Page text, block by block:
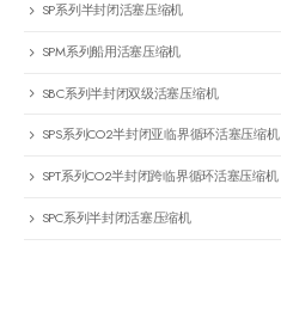
SP系列半封闭活塞压缩机
SPM系列船用活塞压缩机
SBC系列半封闭双级活塞压缩机
SPS系列CO2半封闭亚临界循环活塞压缩机
SPT系列CO2半封闭跨临界循环活塞压缩机
SPC系列半封闭活塞压缩机